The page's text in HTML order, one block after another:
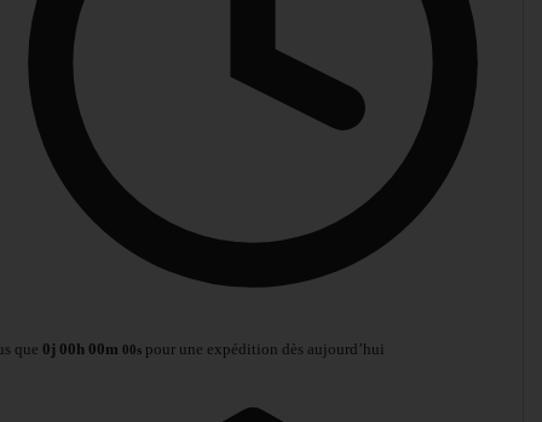
que 0j 00h 00m 00s pour une expédition dès aujourd’hui